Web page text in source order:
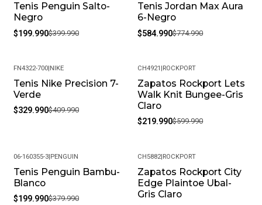
-50%
Tenis Penguin Salto-
Negro
$199.990$399.990
-25%
Tenis Jordan Max Aura
6-Negro
$584.990$774.990
-20%
FN4322-700| NIKE
Tenis Nike Precision 7-
Verde
$329.990$409.990
-63%
CH4921 ROCKPORT
Zapatos Rockport Lets
Walk Knit Bungee-Gris
Claro
$219.990$599.990
-47%
06-160355-3| PENGUIN
Tenis Penguin Bambu-
Blanco
$199.990$379.990
-63%
CH5882| ROCKPORT
Zapatos Rockport City
Edge Plaintoe Ubal-
Gris Claro